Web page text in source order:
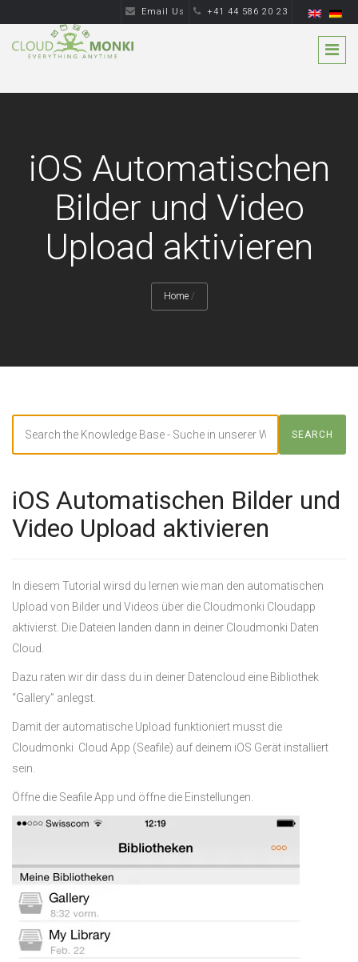
Email Us +41 44 586 20 23
iOS Automatischen
Bilder und Video
Upload aktivieren
Home /
SEARCH
iOS Automatischen Bilder und
Video Upload aktivieren
In diesem Tutorial wirsd du lernen wie man den automatischen
Upload von Bilder und Videos über die Cloudmonki Cloudapp
aktivierst. Die Dateien landen dann in deiner Cloudmonki Daten
Cloud.
Dazu raten wir dir dass du in deiner Datencloud eine Bibliothek
“Gallery” anlegst.
Damit der automatische Upload funktioniert musst die
Cloudmonki Cloud App (Seafile) auf deinem iOS Gerät installiert
sein.
Öffne die Seafile App und öffne die Einstellungen.